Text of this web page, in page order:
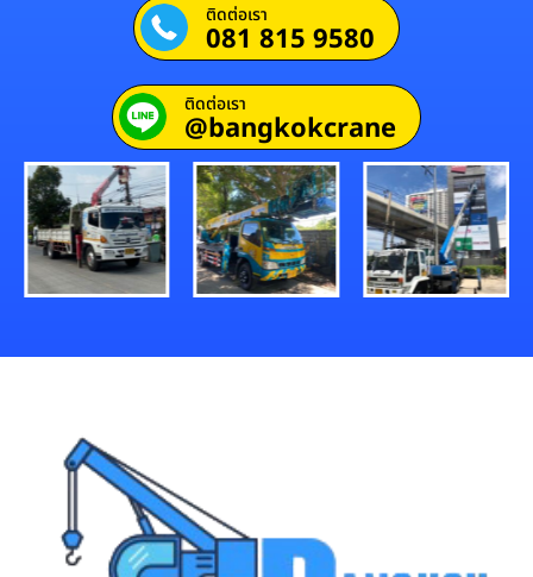
ติดต่อเรา
081 815 9580
ติดต่อเรา
@bangkokcrane